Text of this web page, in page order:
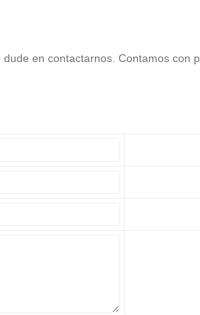
en contactarnos. Contamos